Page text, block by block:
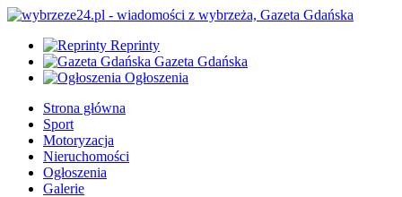
Reprinty
Gazeta Gdańska
Ogłoszenia
Strona główna
Sport
Motoryzacja
Nieruchomości
Ogłoszenia
Galerie